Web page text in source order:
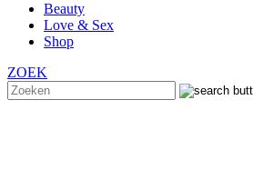
Beauty
Love & Sex
Shop
ZOEK